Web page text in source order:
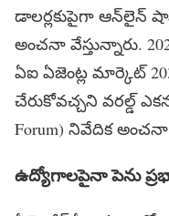
డాలర్లకుపైగా ఆన్‌లైన్‌
అంచనా వేస్తున్నారు.
ఏఐ ఏజెంట్ల మార్కెట్‌
చేరుకోవచ్చని వరల్డ్‌
Forum) నివేదిక
ఉద్యోగాలపైనా పెను